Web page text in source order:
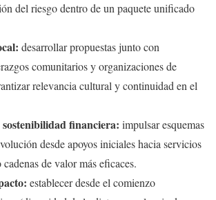
del riesgo dentro de un paquete unificado
desarrollar propuestas junto con
comunitarios y organizaciones de
relevancia cultural y continuidad en el
financiera: impulsar esquemas
desde apoyos iniciales hacia servicios
de valor más eficaces.
establecer desde el comienzo